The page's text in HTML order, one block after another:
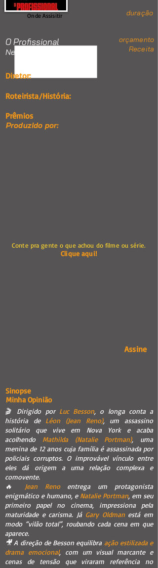
duração
orçamento
Receita
Conte pra gente o que achou do filme ou série.
Clique aqui!
Assine
Onde Assisitir
O Profissional
Nenhum item.
Diretor:
Roteirista/História:
Prêmios
Produzido por:
Sinopse
Minha Opinião
🎬 Dirigido por Luc Besson, o longa conta a
história de Léon (Jean Reno), um assassino
solitário que vive em Nova York e acaba
acolhendo Mathilda (Natalie Portman), uma
menina de 12 anos cuja família é assassinada por
policiais corruptos. O improvável vínculo entre
eles dá origem a uma relação complexa e
comovente.
🔥
Jean Renoentrega um protagonista
enigmático e humano, e Natalie Portman, em seu
primeiro papel no cinema, impressiona pela
maturidade e carisma. Já Gary Oldmanestá em
modo “vilão total”, roubando cada cena em que
aparece.
🎥 A direção de Besson equilibra ação estilizada e
drama emocional, com um visual marcante e
cenas de tensão que viraram referência no